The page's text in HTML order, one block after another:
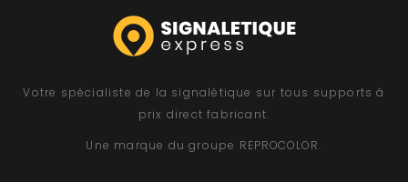
Votre spécialiste de la signalétique sur tous supports à
prix direct fabricant.
Une marque du groupe REPROCOLOR.